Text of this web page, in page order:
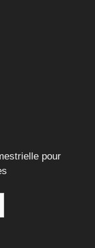
pour